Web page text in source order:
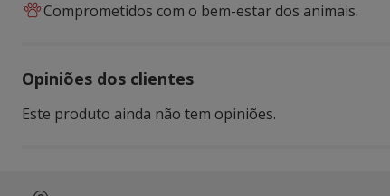
Comprometidos com o bem-estar dos animais.
Opiniões dos clientes
Este produto ainda não tem opiniões.